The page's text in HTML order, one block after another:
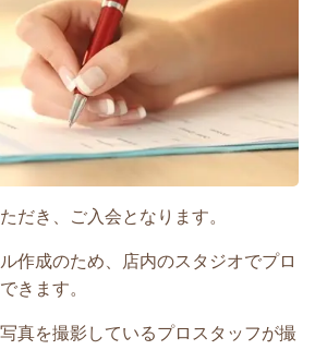
だき、ご入会となります。
作成のため、店内のスタジオでプロ
きます。
真を撮影しているプロスタッフが撮